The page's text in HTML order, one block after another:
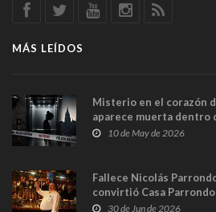
MÁS LEÍDOS
Misterio en el corazón
aparece muerta dentro
y las cámaras captan
10 de May de 2026
Fallece Nicolás
convirtió Casa
en Madrid
30 de Jun de 2026